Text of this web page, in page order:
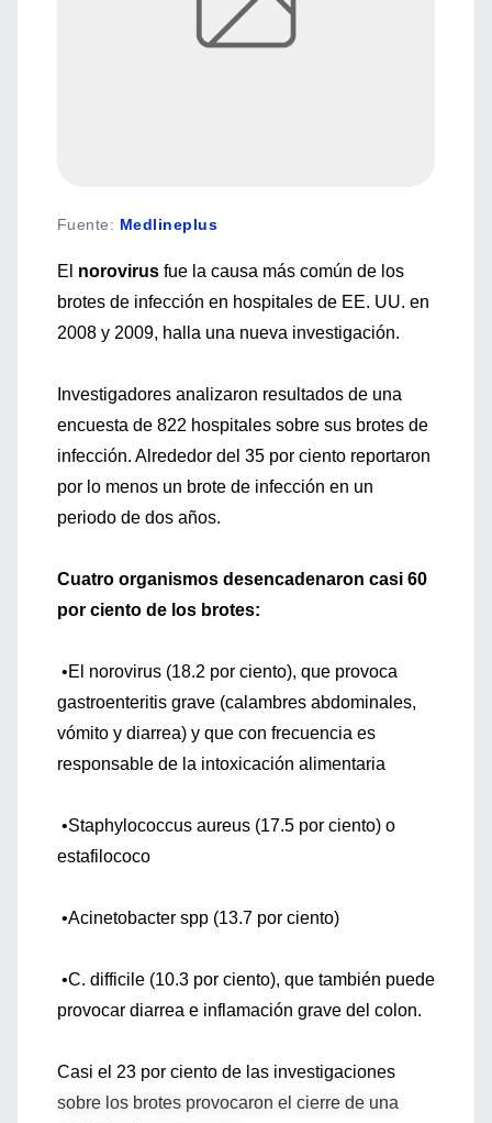
Fuente: Medlineplus
El norovirus fue la causa más común de los
brotes de infección en hospitales de EE. UU. en
2008 y 2009, halla una nueva investigación.
Investigadores analizaron resultados de una
encuesta de 822 hospitales sobre sus brotes de
infección. Alrededor del 35 por ciento reportaron
por lo menos un brote de infección en un
periodo de dos años.
Cuatro organismos desencadenaron casi 60
por ciento de los brotes:
•El norovirus (18.2 por ciento), que provoca
gastroenteritis grave (calambres abdominales,
vómito y diarrea) y que con frecuencia es
responsable de la intoxicación alimentaria
•Staphylococcus aureus (17.5 por ciento) o
estafilococo
•Acinetobacter spp (13.7 por ciento)
•C. difficile (10.3 por ciento), que también puede
provocar diarrea e inflamación grave del colon.
Casi el 23 por ciento de las investigaciones
sobre los brotes provocaron el cierre de una